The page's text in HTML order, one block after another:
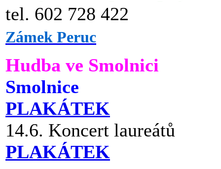
tel. 602 728 422
Zámek Peruc
Hudba ve Smolnici
Smolnice
PLAKÁTEK
14.6. Koncert laureátů
PLAKÁTEK